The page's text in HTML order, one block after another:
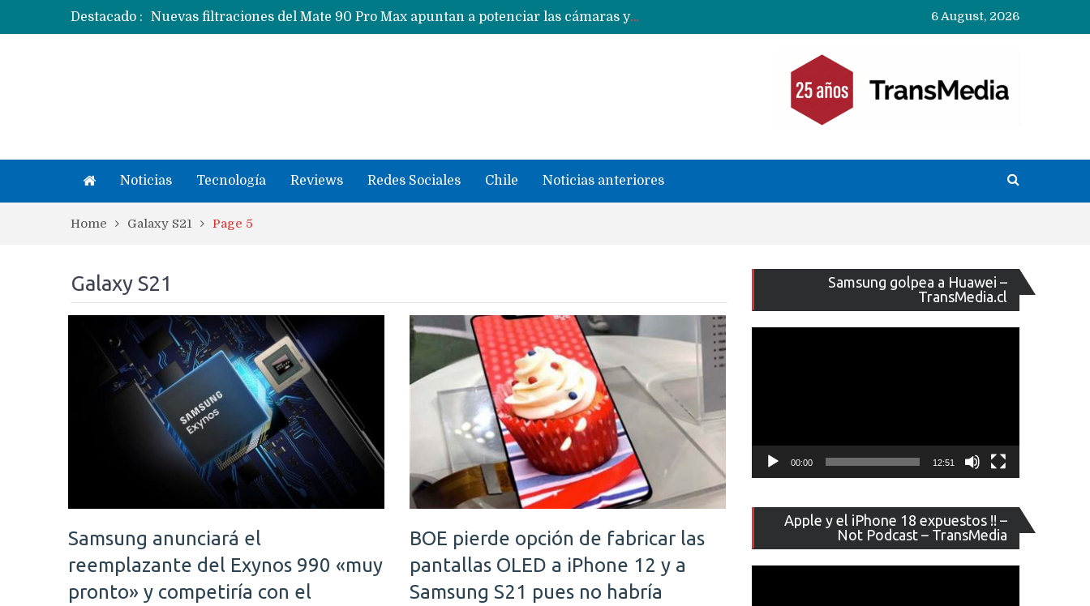
Destacado :
Nuevas filtraciones del Mate 90 Pro Max apuntan a potenciar las cámaras y pantalla OLED doble capa
Google acaba definitivamente el truco para pagar con NFC en celulares Xiaomi, Oppo, Vivo y Huawei con ROM china
6 August, 2026
Noticias Tecnología Reviews Redes Sociales Chile Noticias anteriores
Home Galaxy S21 Page 5
Galaxy S21
Samsung anunciará el
reemplazante del Exynos 990 «muy
pronto» y competiría con el
BOE pierde opción de fabricar las
pantallas OLED a iPhone 12 y a
Samsung S21 pues no habría
Samsung golpea a Huawei –
TransMedia.cl
de
vídeo
00:00 12:51
Apple y el iPhone 18 expuestos !! –
Not Podcast – TransMedia
de
vídeo